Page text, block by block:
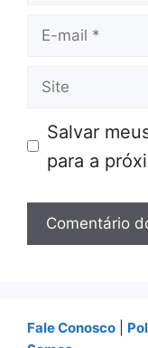
E-
Site
Salvar
para a
Fale Conosco